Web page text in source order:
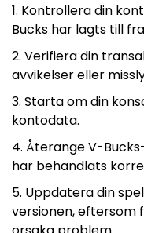
Kontrollera din
Bucks har lagts till
Verifiera din
avvikelser eller
Starta om din
kontodata.
Återange V-
har behandlats
Uppdatera din
versionen, eftersom